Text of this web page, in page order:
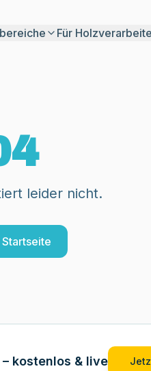
Für
leider nicht.
kostenlos & live